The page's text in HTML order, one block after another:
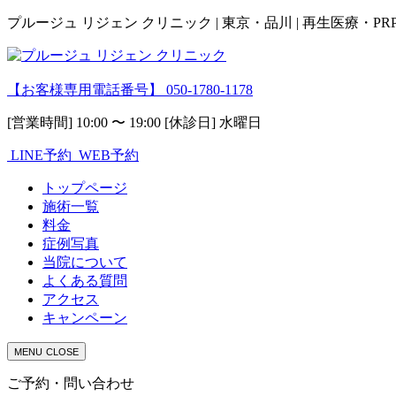
プルージュ リジェン クリニック | 東京・品川 | 再生医療・
【お客様専用電話番号】 050-1780-1178
[営業時間] 10:00 〜 19:00 [休診日] 水曜日
LINE予約 WEB予約
トップページ
施術一覧
料金
症例写真
当院について
よくある質問
アクセス
キャンペーン
MENU CLOSE
ご予約・問い合わせ